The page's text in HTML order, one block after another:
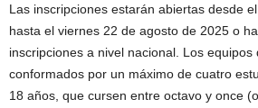
Las inscripciones estarán abiertas desde
hasta el viernes 22 de agosto de 2025 o
inscripciones a nivel nacional. Los equipos
conformados por un máximo de cuatro
18 años, que cursen entre octavo y once